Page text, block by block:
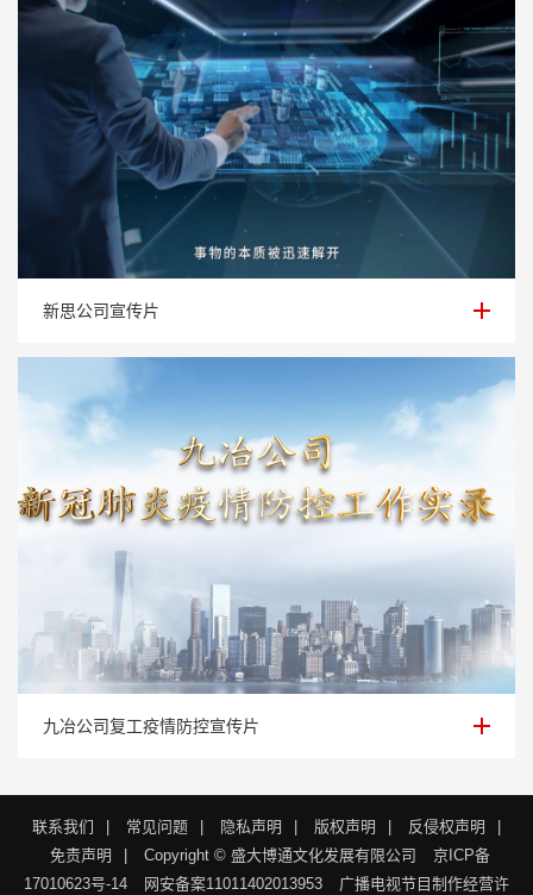
新思公司宣传片
新思公司宣传片
九冶公司复工疫情防控宣传片
九冶公司复工疫情防控宣传片
联系我们 | 常见问题 | 隐私声明 | 版权声明 | 反侵权声明
|
免责声明
| Copyright © 盛大博通文化发展有限公司
京ICP备
17010623号-14
网安备案11011402013953 广播电视节目制作经营许